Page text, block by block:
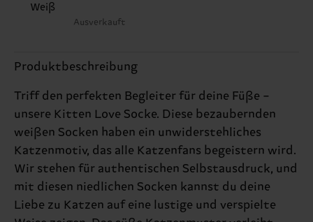
Weiß
Ausverkauft
Produktbeschreibung
Triff den perfekten Begleiter für deine Füße –
unsere Kitten Love Socke. Diese bezaubernden
weißen Socken haben ein unwiderstehliches
Katzenmotiv, das alle Katzenfans begeistern wird.
Wir stehen für authentischen Selbstausdruck, und
mit diesen niedlichen Socken kannst du deine
Liebe zu Katzen auf eine lustige und verspielte